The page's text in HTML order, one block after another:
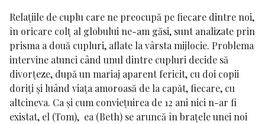
Relațiile de cuplu care ne preocupă pe fiecare dintre noi,
în oricare colț al globului ne-am găsi, sunt analizate prin
prisma a două cupluri, aflate la vârsta mijlocie. Problema
intervine atunci când unul dintre cupluri decide să
divorțeze, după un mariaj aparent fericit, cu doi copii
doriți și luând viața amoroasă de la capăt, fiecare, cu
altcineva. Ca și cum conviețuirea de 12 ani nici n-ar fi
existat, el (Tom), ea (Beth) se aruncă în brațele unei noi